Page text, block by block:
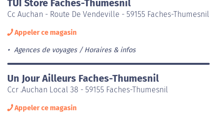
TUI Store Faches-Thumesnil
Cc Auchan - Route De Vendeville - 59155 Faches-Thumesnil
Appeler ce magasin
Agences de voyages Horaires & infos
Un Jour Ailleurs Faches-Thumesnil
Ccr .Auchan Local 38 - 59155 Faches-Thumesnil
Appeler ce magasin